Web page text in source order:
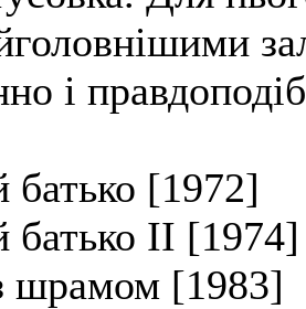
і
[1972]
II [1974]
шрамом [1983]